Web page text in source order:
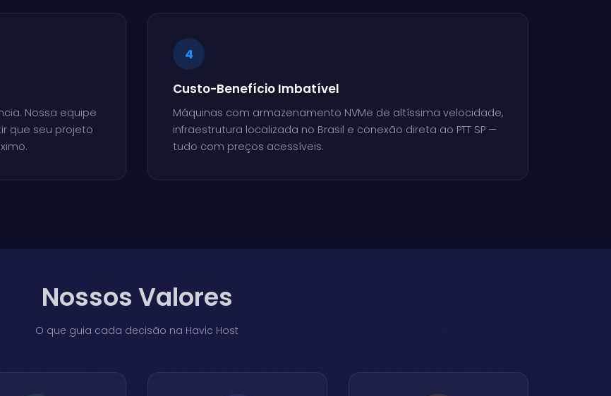
Nossa equipe
que seu projeto
4
Custo-Benefício Imbatível
Máquinas com armazenamento NVMe de altíssima velocidade,
infraestrutura localizada no Brasil e conexão direta ao PTT SP —
tudo com preços acessíveis.
Nossos Valores
O que guia cada decisão na Havic Host